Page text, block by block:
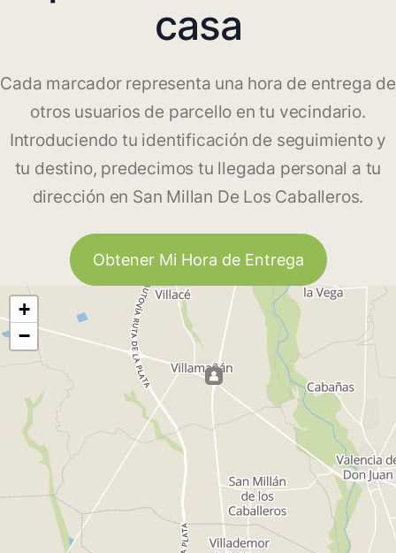
casa
Cada marcador representa una hora de entrega de
otros usuarios de parcello en tu vecindario.
Introduciendo tu identificación de seguimiento y
tu destino, predecimos tu llegada personal a tu
dirección en San Millan De Los Caballeros.
Obtener Mi Hora de Entrega
+
−